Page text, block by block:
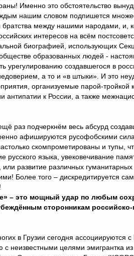
Именно это обстоятельство
нашим словом подпишется
между нашими народами, и,
интересов на всём
биографией, использующих
образованных людей -
создавшегося в
а то и «в штыки». И это
организуемые парой-тройкой
антипатии к России, а также
раз подчеркнём весь абсурд
афишируются русофобскими
скомпрометированы и тупы,
русского языка, увековечивание
развитие различных
Более того – дискредитируется
– это мощный удар по любым
сторонникам российско-
в Грузии сегодня ассоциируются
неизвестными целями эмигрантка